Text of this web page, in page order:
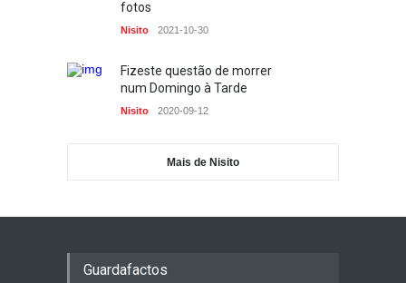
PP 2023-02-24
fotos
Nisito 2021-10-30
Fizeste questão de morrer
num Domingo à Tarde
Nisito 2020-09-12
Mais de Nisito
Guardafactos